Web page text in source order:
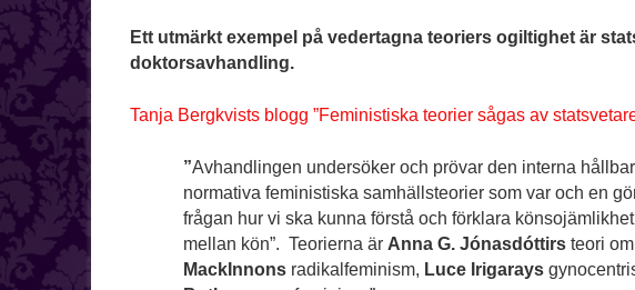
Ett utmärkt exempel på vedertagna teoriers ogiltighet är
doktorsavhandling.
Tanja Bergkvists blogg ”Feministiska teorier sågas av
”Avhandlingen undersöker och prövar den interna
normativa feministiska samhällsteorier som var och en
frågan hur vi ska kunna förstå och förklara
mellan kön”. Teorierna är Anna G. Jónasdóttirsteori om
MackInnonsradikalfeminism, Luce Irigarays